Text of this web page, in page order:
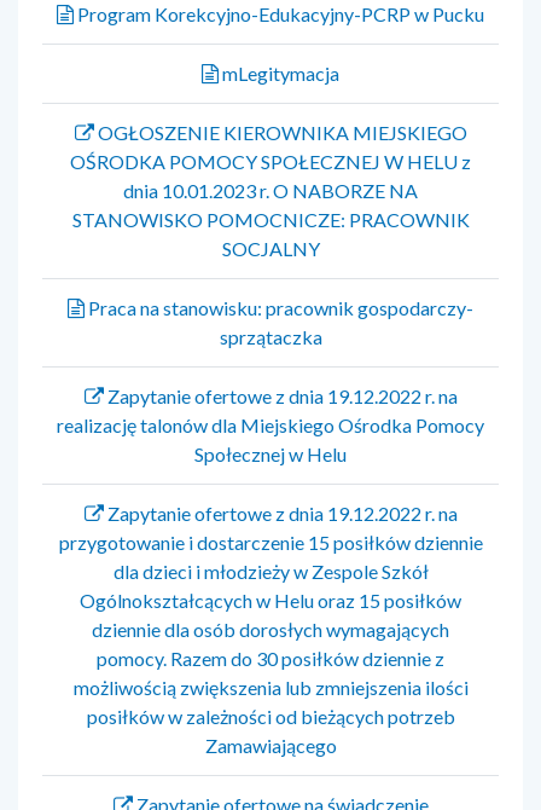
Program Korekcyjno-Edukacyjny-PCRP w Pucku
mLegitymacja
OGŁOSZENIE KIEROWNIKA MIEJSKIEGO
OŚRODKA POMOCY SPOŁECZNEJ W HELU z
dnia 10.01.2023 r. O NABORZE NA
STANOWISKO POMOCNICZE: PRACOWNIK
SOCJALNY
Praca na stanowisku: pracownik gospodarczy-
sprzątaczka
Zapytanie ofertowe z dnia 19.12.2022 r. na
realizację talonów dla Miejskiego Ośrodka Pomocy
Społecznej w Helu
Zapytanie ofertowe z dnia 19.12.2022 r. na
przygotowanie i dostarczenie 15 posiłków dziennie
dla dzieci i młodzieży w Zespole Szkół
Ogólnokształcących w Helu oraz 15 posiłków
dziennie dla osób dorosłych wymagających
pomocy. Razem do 30 posiłków dziennie z
możliwością zwiększenia lub zmniejszenia ilości
posiłków w zależności od bieżących potrzeb
Zamawiającego
Zapytanie ofertowe na świadczenie